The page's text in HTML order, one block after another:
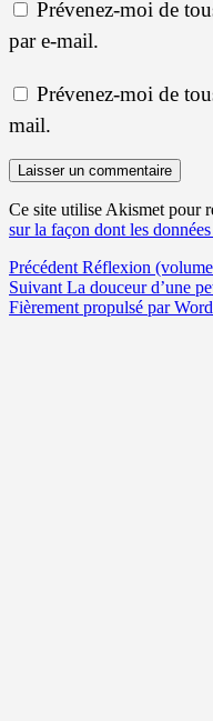
Prévenez-moi de
par e-mail.
Prévenez-moi de
mail.
Ce site utilise Akismet pour
sur la façon dont les
Navigation
de
Précédent Article
précédent :
Réflexion
Suivant Article
suivant :
La douceur d’une
Fièrement propulsé par